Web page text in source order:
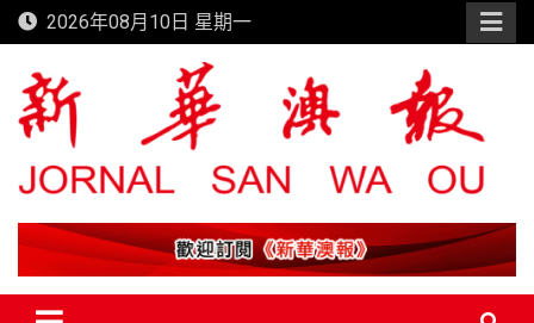
Skip
to
content
2026年08月10日 星期一
新華澳報